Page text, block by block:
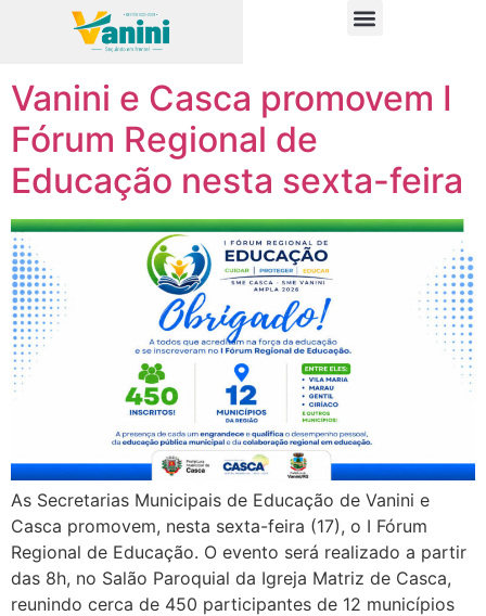
Tag:programação
Vanini e Casca promovem I
Fórum Regional de
Educação nesta sexta-feira
As Secretarias Municipais de Educação de Vanini e
Casca promovem, nesta sexta-feira (17), o I Fórum
Regional de Educação. O evento será realizado a partir
das 8h, no Salão Paroquial da Igreja Matriz de Casca,
reunindo cerca de 450 participantes de 12 municípios